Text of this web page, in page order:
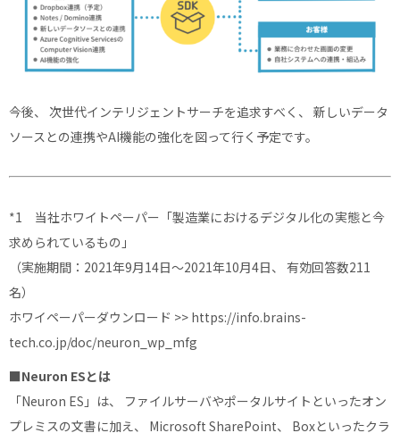
今後、 次世代インテリジェントサーチを追求すべく、 新しいデータ
ソースとの連携やAI機能の強化を図って行く予定です。
*1 当社ホワイトペーパー「製造業におけるデジタル化の実態と今
求められているもの」
（実施期間：2021年9月14日～2021年10月4日、 有効回答数211
名）
ホワイペーパーダウンロード >> https://info.brains-
tech.co.jp/doc/neuron_wp_mfg
■Neuron ESとは
「Neuron ES」は、 ファイルサーバやポータルサイトといったオン
プレミスの文書に加え、 Microsoft SharePoint、 Boxといったクラ